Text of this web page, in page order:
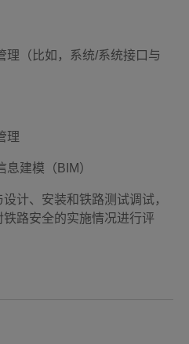
理（比如，系统/系统接口与
理
建模（BIM）
计、安装和铁路测试调试，
路安全的实施情况进行评